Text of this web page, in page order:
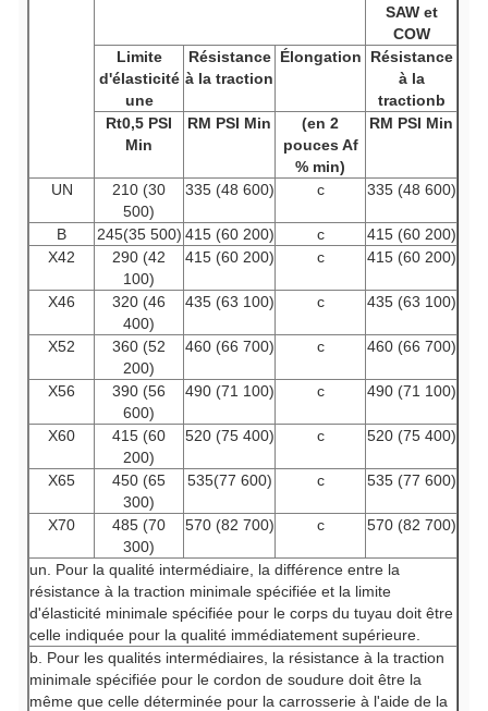
SAW et
COW
Limite
d'élasticité
une
Résistance
à la traction
Élongation
Résistance
à la
tractionb
Rt0,5 PSI
Min
RM PSI Min
(en 2
pouces Af
% min)
RM PSI Min
UN
210 (30
500)
335 (48 600) c 335 (48 600)
B 245(35 500) 415 (60 200) c
415 (60 200)
X42
290 (42
100)
415 (60 200) c 415 (60 200)
X46
320 (46
400)
435 (63 100) c 435 (63 100)
X52
360 (52
200)
460 (66 700) c 460 (66 700)
X56
390 (56
600)
490 (71 100) c 490 (71 100)
X60
415 (60
200)
520 (75 400) c 520 (75 400)
X65
450 (65
300)
535(77 600) c 535 (77 600)
X70
485 (70
300)
570 (82 700) c 570 (82 700)
un. Pour la qualité intermédiaire, la différence entre la
résistance à la traction minimale spécifiée et la limite
d'élasticité minimale spécifiée pour le corps du tuyau doit être
celle indiquée pour la qualité immédiatement supérieure.
b. Pour les qualités intermédiaires, la résistance à la traction
minimale spécifiée pour le cordon de soudure doit être la
même que celle déterminée pour la carrosserie à l'aide de la